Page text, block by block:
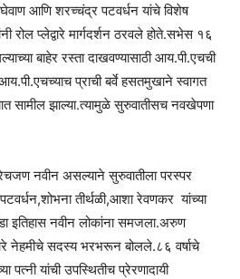
आणि शरच्चंद्र पटवर्धन यांचे विशेष
रोल प्लेद्वारे मार्गदर्शन ठरवले होते.सभेस १६
बाहेर रस्ता दाखवण्यासाठी आय.पी.एचची
प्राची बर्वे हसतमुखाने स्वागत
सामील झाल्या.त्यामुळे सुरुवातीसच नवखेपणा
नवीन असल्याने सुरुवातीला परस्पर
तीर्थळी,आशा रेवणकर यांच्या
नवीन लोकांना समजला.अरुण
नेहमीचे सदस्य भरभरून बोलले.८६ वर्षाचे
पत्नी यांची उपस्थितीच प्रेरणादायी